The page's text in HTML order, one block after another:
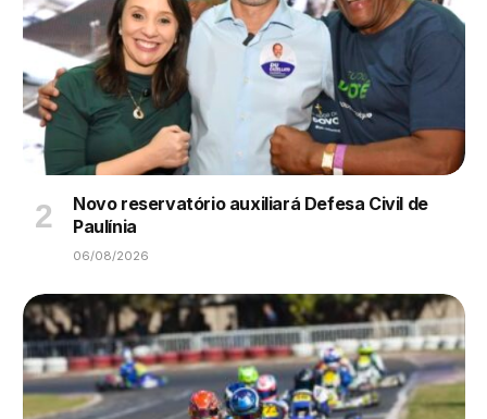
Novo reservatório auxiliará Defesa Civil de
Paulínia
06/08/2026